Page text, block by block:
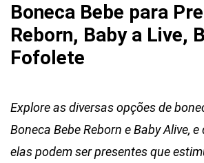
Boneca Bebe para
Reborn, Baby a Live,
Fofolete
Explore as diversas opções de
Boneca Bebe Reborn e Baby Alive,
elas podem ser presentes que